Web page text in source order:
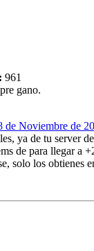
961
gano.
de Noviembre de
ya de tu server
de para llegar a
solo los obtienes